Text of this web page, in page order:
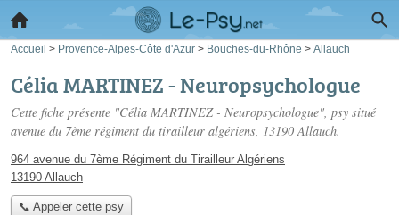
Accueil > Provence-Alpes-Côte d'Azur > Bouches-du-Rhône > Allauch
Célia MARTINEZ - Neuropsychologue
Cette fiche présente "Célia MARTINEZ - Neuropsychologue", psy situé
avenue du 7ème régiment du tirailleur algériens, 13190 Allauch.
964 avenue du 7ème Régiment du Tirailleur Algériens
13190 Allauch
📞 Appeler cette psy